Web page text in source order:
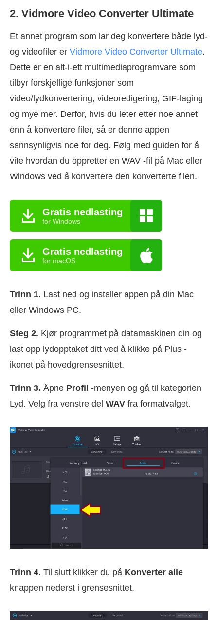
2. Vidmore Video Converter Ultimate
Et annet program som lar deg konvertere både lyd-
og videofiler er Vidmore Video Converter Ultimate.
Dette er en alt-i-ett multimediaprogramvare som
tilbyr forskjellige funksjoner som
video/lydkonvertering, videoredigering, GIF-laging
og mye mer. Derfor, hvis du leter etter noe annet
enn å konvertere filer, så er denne appen
sannsynligvis noe for deg. Følg med guiden for å
vite hvordan du oppretter en WAV -fil på Mac eller
Windows ved å konvertere den konverterte filen.
Gratis nedlasting
for Windows
Gratis nedlasting
for macOS
Trinn 1. Last ned og installer appen på din Mac
eller Windows PC.
Steg 2. Kjør programmet på datamaskinen din og
last opp lydopptaket ditt ved å klikke på Plus -
ikonet på hovedgrensesnittet.
Trinn 3. Åpne Profil -menyen og gå til kategorien
Lyd. Velg fra venstre del WAV fra formatvalget.
Trinn 4. Til slutt klikker du på Konverter alle
knappen nederst i grensesnittet.